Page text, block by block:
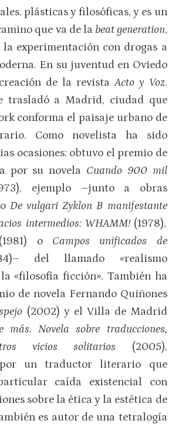
plásticas y filosóficas, y es un
que va de la beat generation,
experimentación con drogas a
En su juventud en Oviedo
de la revistaActo y Voz.
trasladó a Madrid, ciudad que
conforma el paisaje urbano de
Como novelista ha sido
ocasiones: obtuvo el premio de
por su novela Cuando 900 mil
ejemplo –junto a obras
De vulgari Zyklon B manifestante
intermedios: WHAMM! (1978),
o Campos unificados de
del llamado «realismo
«filosofía ficción». También ha
de novela Fernando Quiñones
(2002) y el Villa de Madrid
más. Novela sobre traducciones,
vicios solitarios (2005),
por un traductor literario que
caída existencial con
sobre la ética y la estética de
es autor de una tetralogía